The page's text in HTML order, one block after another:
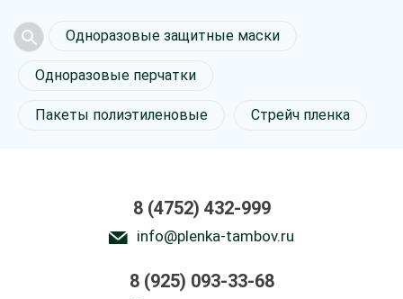
Одноразовые защитные маски
Одноразовые перчатки
Пакеты полиэтиленовые Стрейч пленка
8 (4752) 432-999
info@plenka-tambov.ru
8 (925) 093-33-68